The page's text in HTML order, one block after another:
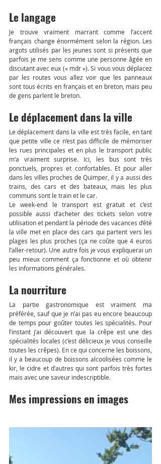
Le langage
Je trouve vraiment marrant comme l’accent
français change énormément selon la région. Les
argots utilisés par les jeunes sont si présents que
parfois je me sens comme une personne âgée en
discutant avec eux (« mdr »). Si vous vous déplacez
par les routes vous allez voir que les panneaux
sont tous écrits en français et en breton, mais peu
de gens parlent le breton.
Le déplacement dans la ville
Le déplacement dans la ville est très facile, en tant
que petite ville ce n’est pas difficile de mémoriser
les rues principales et en plus le transport public
m’a vraiment surprise. Ici, les bus sont très
ponctuels, propres et confortables. Et pour aller
dans les villes proches de Quimper, il y a aussi des
trains, des cars et des bateaux, mais les plus
communs sont le train et le car.
Le week-end le transport est gratuit et c’est
possible aussi d’acheter des tickets selon votre
utilisation et pendant la période des vacances d’été
la ville met en place des cars qui partent vers les
plages les plus proches (ça ne coûte que 4 euros
l’aller-retour). Une autre fois je vous expliquerai un
peu mieux comment ça fonctionne et où obtenir
les informations générales.
La nourriture
La partie gastronomique est vraiment ma
préférée, sauf que je n’ai pas eu encore beaucoup
de temps pour goûter toutes les spécialités. Pour
l’instant j’ai découvert que la crêpe est une des
spécialités locales (c’est délicieux je vous conseille
toutes les crêpes). En ce qui concerne les boissons,
il y a beaucoup de boissons alcoolisées comme le
kir, le cidre et d’autres qui sont parfois très fortes
mais avec une saveur indescriptible.
Mes impressions en images